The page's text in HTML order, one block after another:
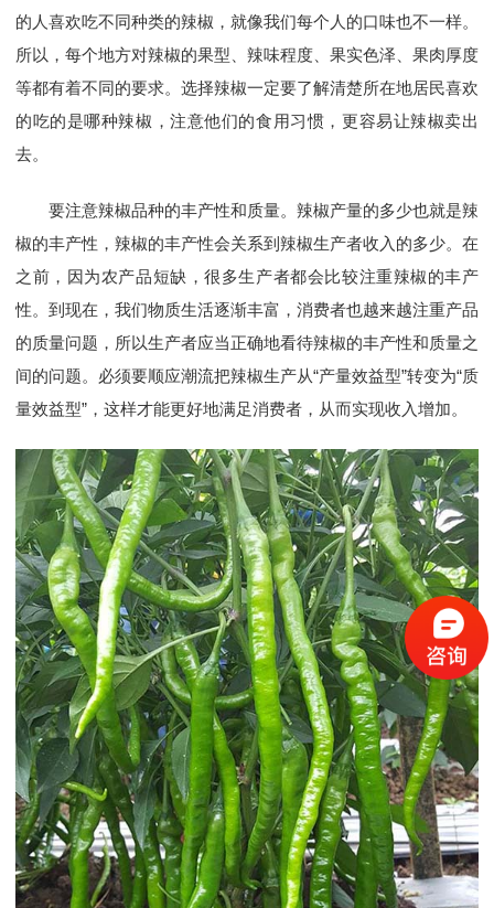
的人喜欢吃不同种类的辣椒，就像我们每个人的口味也不一样。
所以，每个地方对辣椒的果型、辣味程度、果实色泽、果肉厚度
等都有着不同的要求。选择辣椒一定要了解清楚所在地居民喜欢
的吃的是哪种辣椒，注意他们的食用习惯，更容易让辣椒卖出
去。
要注意辣椒品种的丰产性和质量。辣椒产量的多少也就是辣
椒的丰产性，辣椒的丰产性会关系到辣椒生产者收入的多少。在
之前，因为农产品短缺，很多生产者都会比较注重辣椒的丰产
性。到现在，我们物质生活逐渐丰富，消费者也越来越注重产品
的质量问题，所以生产者应当正确地看待辣椒的丰产性和质量之
间的问题。必须要顺应潮流把辣椒生产从“产量效益型”转变为“质
量效益型”，这样才能更好地满足消费者，从而实现收入增加。